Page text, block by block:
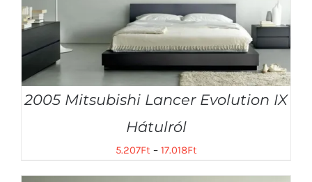
2005 Mitsubishi Lancer Evolution IX
Hátulról
5.207Ft – 17.018Ft